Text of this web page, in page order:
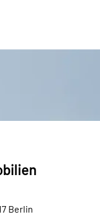
Berlin
Frankfurt
Berlin